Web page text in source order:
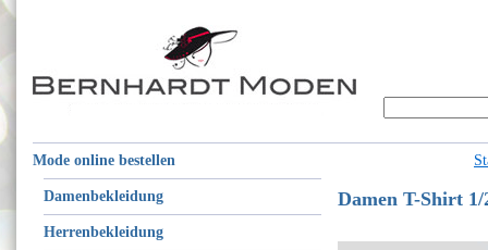
Mode online bestellen
Damenbekleidung
Herrenbekleidung
Damen T-Shirt